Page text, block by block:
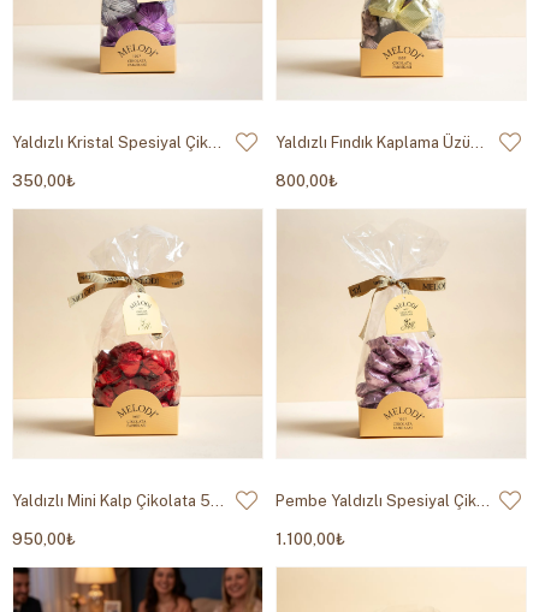
Yaldızlı Kristal Spesiyal Çikolata 200g
350,00₺
Yaldızlı Fındık Kaplama Üzümlü 500g
800,00₺
Yaldızlı Mini Kalp Çikolata 500g
950,00₺
Pembe Yaldızlı Spesiyal Çikolata 500g
1.100,00₺